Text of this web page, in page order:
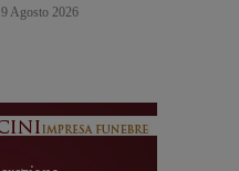
9 Agosto 2026